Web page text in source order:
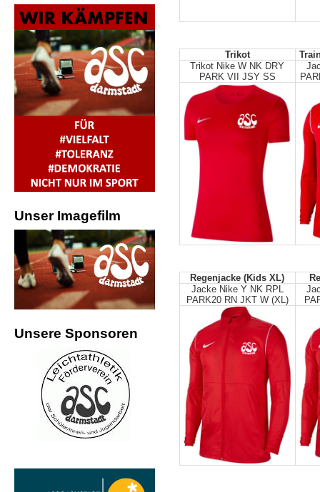
Unser Imagefilm
Unsere Sponsoren
Trikot
Trikot Nike W NK DRY
PARK VII JSY SS
Regenjacke (Kids XL)
Jacke Nike Y NK RPL
PARK20 RN JKT W (XL)